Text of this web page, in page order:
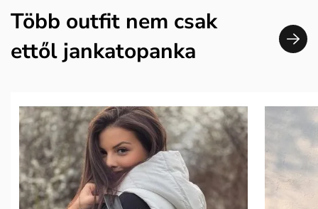
Több outfit nem csak
ettől jankatopanka